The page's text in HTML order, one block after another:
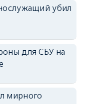
убил
для СБУ на
мирного